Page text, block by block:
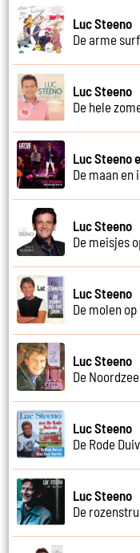
Luc Steeno
De arme
Luc Steeno
De hele
Luc Steeno
De maan en
Luc Steeno
De meisjes
Luc Steeno
De molen
Luc Steeno
De Noordzee
Luc Steeno
De Rode
Luc Steeno
De